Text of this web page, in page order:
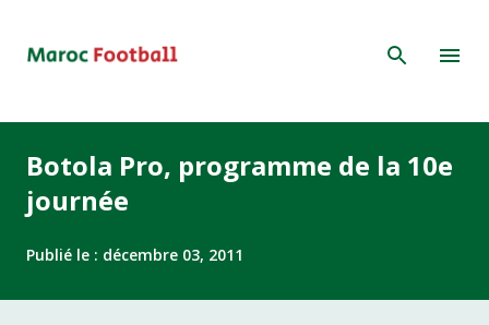
Botola Pro, programme de la 10e
journée
Publié le : décembre 03, 2011